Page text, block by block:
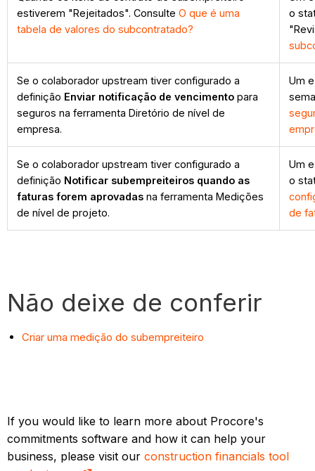
estiverem "Rejeitados". ConsulteO que é uma
tabela de valores do subcontratado?
o
Se o colaborador upstream tiver configurado a
definição Enviar notificação de vencimento para
seguros na ferramenta Diretório de nível de
empresa.
Um
Se o colaborador upstream tiver configurado a
definição Notificar subempreiteiros quando as
faturas forem aprovadasna ferramenta Medições
de nível de projeto.
Um
o
de
Não deixe de conferir
Criar uma medição do subempreiteiro
If you would like to learn more about Procore's
commitments software and how it can help your
business, please visit ourconstruction financials tool